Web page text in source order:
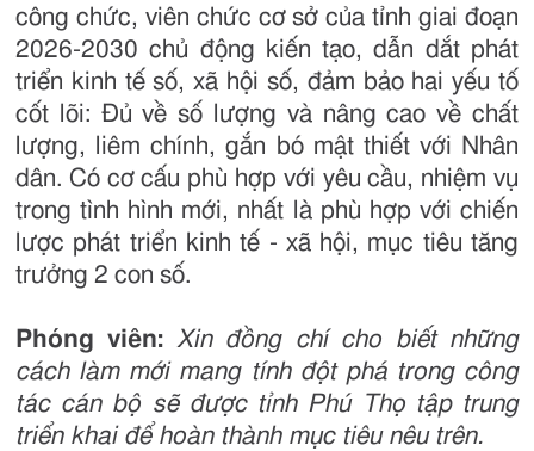
công chức, viên chức cơ sở của tỉnh giai đoạn
2026-2030 chủ động kiến tạo, dẫn dắt phát
triển kinh tế số, xã hội số, đảm bảo hai yếu tố
cốt lõi: Đủ về số lượng và nâng cao về chất
lượng, liêm chính, gắn bó mật thiết với Nhân
dân. Có cơ cấu phù hợp với yêu cầu, nhiệm vụ
trong tình hình mới, nhất là phù hợp với chiến
lược phát triển kinh tế - xã hội, mục tiêu tăng
trưởng 2 con số.
Phóng viên: Xin đồng chí cho biết những
cách làm mới mang tính đột phá trong công
tác cán bộ sẽ được tỉnh Phú Thọ tập trung
triển khai để hoàn thành mục tiêu nêu trên.